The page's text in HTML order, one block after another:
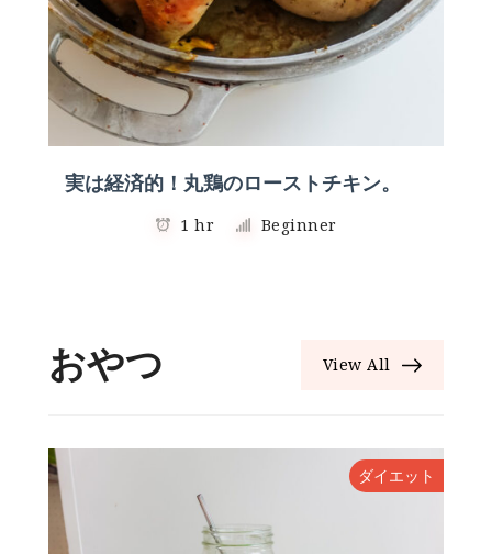
実は経済的！丸鶏のローストチキン。
1 hr Beginner
おやつ View All
ダイエット